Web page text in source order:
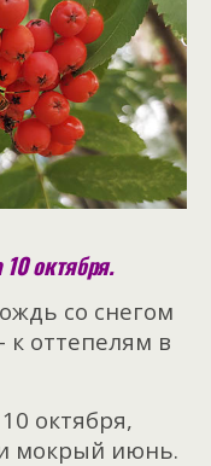
октября.
со снегом
к оттепелям в
октября,
мокрый июнь.